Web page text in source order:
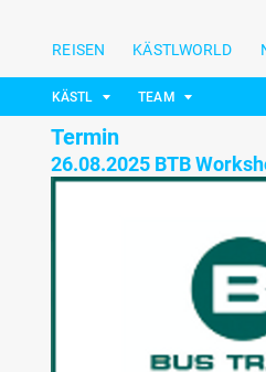
REISEN KÄSTLWORLD
KÄSTL TEAM
Termin
26.08.2025 BTB